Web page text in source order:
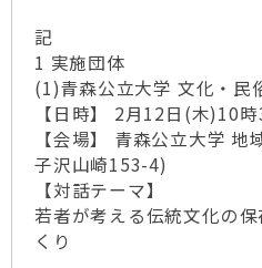
記
1 実施団体
(1)青森公立大学 文化・民
【日時】 2月12日(木)10
【会場】 青森公立大学
子沢山崎153-4)
【対話テーマ】
若者が考える伝統文化の
くり